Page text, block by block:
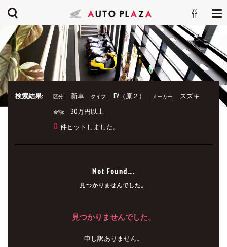
検索結果: 区分: 新車 タイプ: EV（原２） メーカー: スズキ
金額: 30万円以上
0 件ヒットしました。
Not Found...
見つかりませんでした。
見つかりませんでした。
申し訳ありません。